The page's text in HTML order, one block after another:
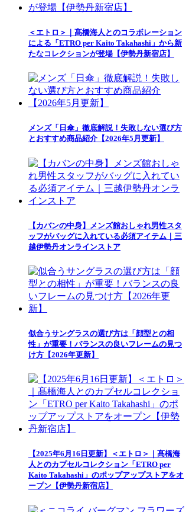
＜エトロ＞｜髙橋海人とのコラボレーション
による「ETRO per Kaito Takahashi」から新
たなコレクションが登場【伊勢丹新宿店】
メンズ「日傘」徹底解説！失敗しない選び方
とおすすめ商品紹介【2026年5月更新】
【カバンの中身】メンズ館おしゃれ男性スタ
ッフがバッグに入れている必須アイテム｜三
越伊勢丹オンラインストア
似合うサングラスの選び方は「顔型との相
性」が重要！バランスの良いフレームの見つ
け方【2026年更新】
【2025年6月16日更新】＜エトロ＞｜髙橋海
人とのカプセルコレクション「ETRO per
Kaito Takahashi」のポップアップストアをオ
ープン【伊勢丹新宿店】